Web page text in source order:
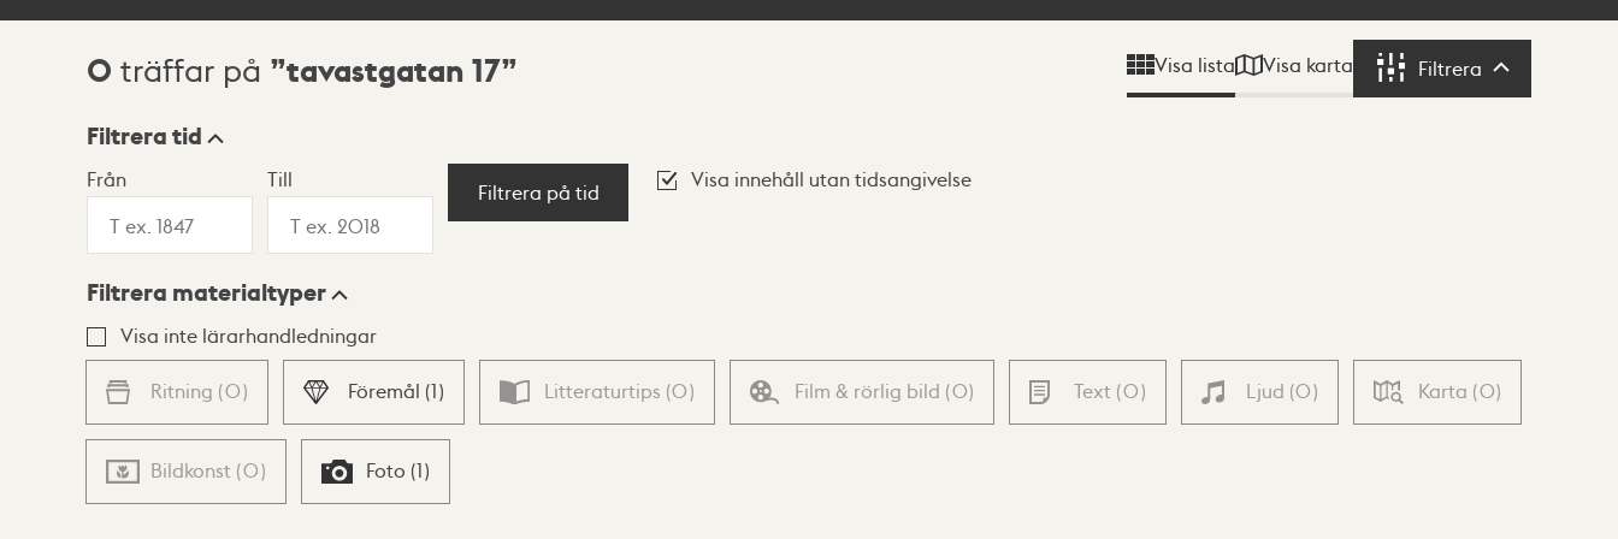
Sökresultat
0 träffar på tavastgatan 17 Visa lista Visa karta Filtrera Filtrera
Visningsläge
Lista Karta
Filtrera tid
Från Till
Filtrera på tid
Visa innehåll utan tidsangivelse
Filtrera materialtyper
Visa inte lärarhandledningar
Ritning (0) Föremål (1) Litteraturtips (0) Film & rörlig bild (0) Text (0) Ljud (0) Karta (0)
Bildkonst (0) Foto (1)